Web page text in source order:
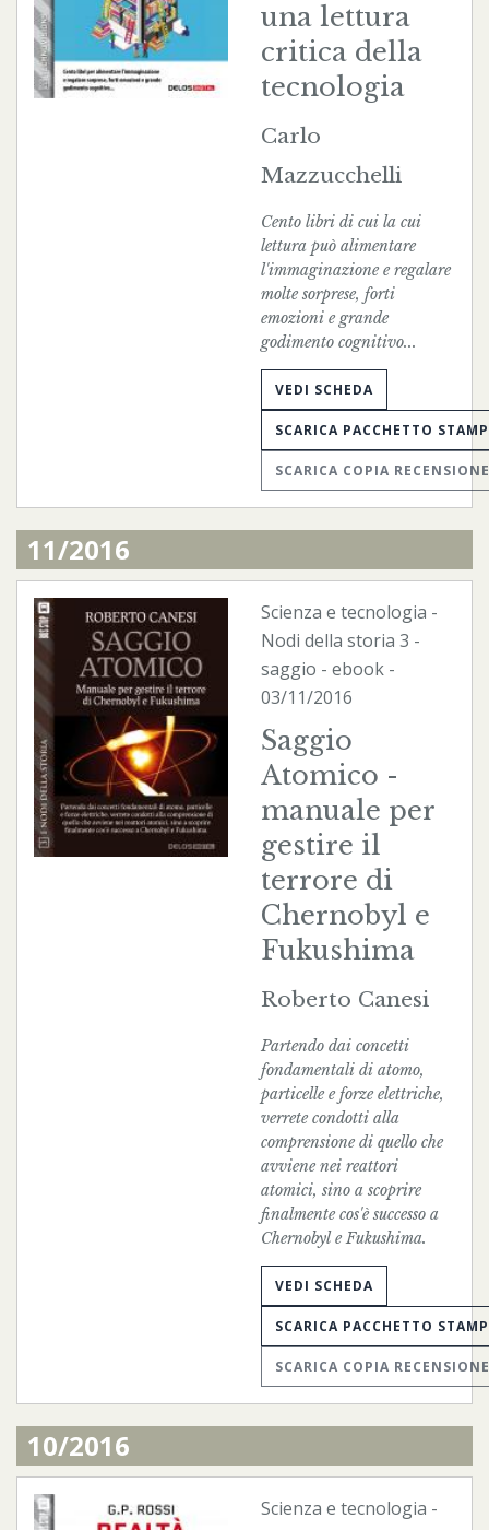
una lettura
critica della
tecnologia
Carlo
Mazzucchelli
Cento libri di cui la cui
lettura può alimentare
l'immaginazione e regalare
molte sorprese, forti
emozioni e grande
godimento cognitivo...
VEDI SCHEDA
SCARICA PACCHETTO
SCARICA COPIA RECENSIONE
11/2016
Scienza e tecnologia -
Nodi della storia 3 -
saggio - ebook -
03/11/2016
Saggio
Atomico -
manuale per
gestire il
terrore di
Chernobyl e
Fukushima
Roberto Canesi
Partendo dai concetti
fondamentali di atomo,
particelle e forze elettriche,
verrete condotti alla
comprensione di quello che
avviene nei reattori
atomici, sino a scoprire
finalmente cos'è successo a
Chernobyl e Fukushima.
VEDI SCHEDA
SCARICA PACCHETTO
SCARICA COPIA RECENSIONE
10/2016
Scienza e tecnologia -